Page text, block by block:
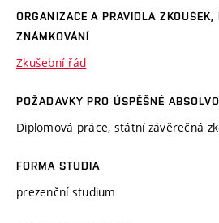
ORGANIZACE A PRAVIDLA ZKOUŠEK,
ZNÁMKOVÁNÍ
Zkušební řád
POŽADAVKY PRO ÚSPĚŠNÉ
Diplomová práce, státní závěrečná
FORMA STUDIA
prezenční studium